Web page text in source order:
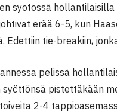
syötössä
erää 6-5, kun
Edettiin tie-breakiin,
pelissä
syöttönsä pistettäkään
2-4